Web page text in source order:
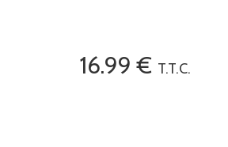
16.99 € T.T.C.